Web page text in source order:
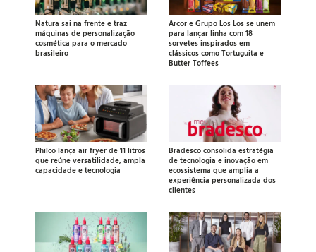
Natura sai na frente e traz
máquinas de personalização
cosmética para o mercado
brasileiro
Arcor e Grupo Los Los se unem
para lançar linha com 18
sorvetes inspirados em
clássicos como Tortuguita e
Butter Toffees
Philco lança air fryer de 11 litros
que reúne versatilidade, ampla
capacidade e tecnologia
Bradesco consolida estratégia
de tecnologia e inovação em
ecossistema que amplia a
experiência personalizada dos
clientes